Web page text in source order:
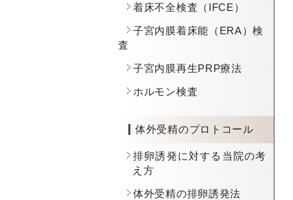
着床不全検査（IFCE）
子宮内膜着床能（ERA）検
査
子宮内膜再生PRP療法
ホルモン検査
体外受精のプロトコール
排卵誘発に対する当院の考
え方
体外受精の排卵誘発法